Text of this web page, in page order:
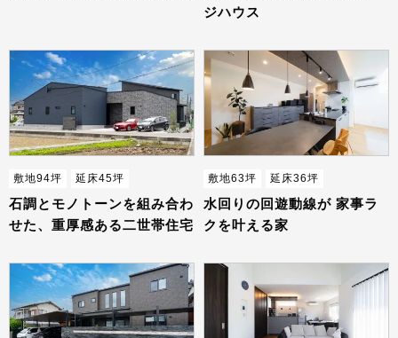
ジハウス
敷地94坪 延床45坪
石調とモノトーンを組み合わ
せた、重厚感ある二世帯住宅
敷地63坪 延床36坪
水回りの回遊動線が 家事ラ
クを叶える家